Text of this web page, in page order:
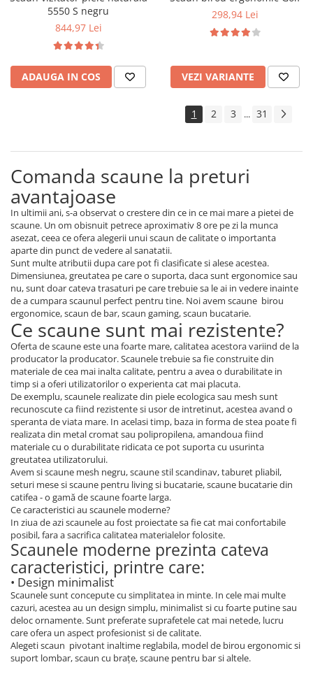
5550 S negru
844,97 Lei
ADAUGA IN COS
298,94 Lei
VEZI VARIANTE
1 2 3 ... 31
Comanda scaune la preturi
avantajoase
In ultimii ani, s-a observat o crestere din ce in ce mai mare a pietei de
scaune. Un om obisnuit petrece aproximativ 8 ore pe zi la munca
asezat, ceea ce ofera alegerii unui scaun de calitate o importanta
aparte din punct de vedere al sanatatii.
Sunt multe atributii dupa care pot fi clasificate si alese acestea.
Dimensiunea, greutatea pe care o suporta, daca sunt ergonomice sau
nu, sunt doar cateva trasaturi pe care trebuie sa le ai in vedere inainte
de a cumpara scaunul perfect pentru tine. Noi avem scaune birou
ergonomice, scaun de bar, scaun gaming, scaun bucatarie.
Ce scaune sunt mai rezistente?
Oferta de scaune este una foarte mare, calitatea acestora variind de la
producator la producator. Scaunele trebuie sa fie construite din
materiale de cea mai inalta calitate, pentru a avea o durabilitate in
timp si a oferi utilizatorilor o experienta cat mai placuta.
De exemplu, scaunele realizate din piele ecologica sau mesh sunt
recunoscute ca fiind rezistente si usor de intretinut, acestea avand o
speranta de viata mare. In acelasi timp, baza in forma de stea poate fi
realizata din metal cromat sau polipropilena, amandoua fiind
materiale cu o durabilitate ridicata ce pot suporta cu usurinta
greutatea utilizatorului.
Avem si scaune mesh negru, scaune stil scandinav, taburet pliabil,
seturi mese si scaune pentru living si bucatarie, scaune bucatarie din
catifea - o gamă de scaune foarte larga.
Ce caracteristici au scaunele moderne?
In ziua de azi scaunele au fost proiectate sa fie cat mai confortabile
posibil, fara a sacrifica calitatea materialelor folosite.
Scaunele moderne prezinta cateva
caracteristici, printre care:
• Design minimalist
Scaunele sunt concepute cu simplitatea in minte. In cele mai multe
cazuri, acestea au un design simplu, minimalist si cu foarte putine sau
deloc ornamente. Sunt preferate suprafetele cat mai netede, lucru
care ofera un aspect profesionist si de calitate.
Alegeti scaun pivotant inaltime reglabila, model de birou ergonomic si
suport lombar, scaun cu brațe, scaune pentru bar si altele.